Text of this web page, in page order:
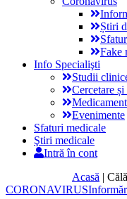
Știri
Fake
Info Specialişti
Studii
Cercetare
Evenimente
Sfaturi medicale
Ştiri medicale
Intră în cont
Acasă |
CORONAVIRUS